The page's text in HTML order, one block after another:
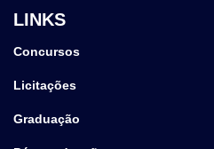
LINKS
Concursos
Licitações
Graduação